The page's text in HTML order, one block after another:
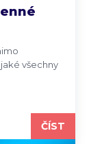
všechny
ČÍST